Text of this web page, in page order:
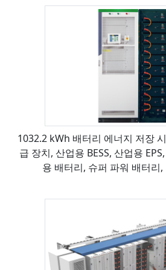
1032.2 kWh 배터리 에너지 저장
급 장치, 산업용 BESS, 산업용
용 배터리, 슈퍼 파워 배터리